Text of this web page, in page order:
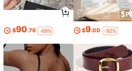
$90.76 -69% $9.00 -92%